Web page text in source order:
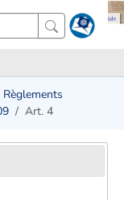
Règlements
Art. 4